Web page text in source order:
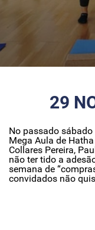
29
No passado
Mega Aula de
Collares Pereira,
não ter tido a
semana de
convidados não